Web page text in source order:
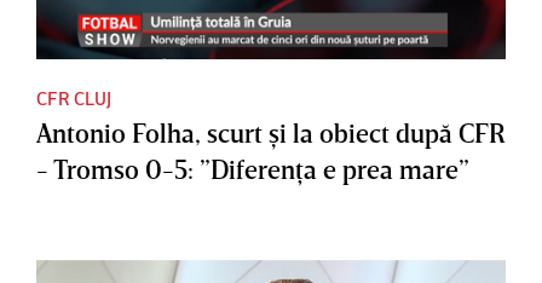
CFR CLUJ
Antonio Folha, scurt şi la obiect după CFR
- Tromso 0-5: ”Diferenţa e prea mare”